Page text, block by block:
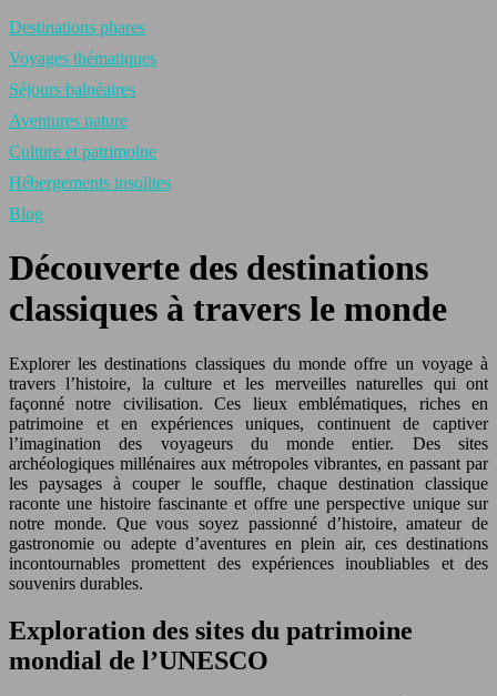
Destinations phares
Voyages thématiques
Séjours balnéaires
Aventures nature
Culture et patrimoine
Hébergements insolites
Blog
Découverte des destinations
classiques à travers le monde
Explorer les destinations classiques du monde offre un voyage à
travers l’histoire, la culture et les merveilles naturelles qui ont
façonné notre civilisation. Ces lieux emblématiques, riches en
patrimoine et en expériences uniques, continuent de captiver
l’imagination des voyageurs du monde entier. Des sites
archéologiques millénaires aux métropoles vibrantes, en passant par
les paysages à couper le souffle, chaque destination classique
raconte une histoire fascinante et offre une perspective unique sur
notre monde. Que vous soyez passionné d’histoire, amateur de
gastronomie ou adepte d’aventures en plein air, ces destinations
incontournables promettent des expériences inoubliables et des
souvenirs durables.
Exploration des sites du patrimoine
mondial de l’UNESCO